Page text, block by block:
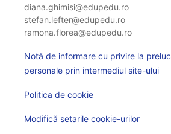
diana.ghimisi@edupedu.ro
stefan.lefter@edupedu.ro
ramona.florea@edupedu.ro
Notă de informare cu privire la
personale prin intermediul site-ului
Politica de cookie
Modifică setarile cookie-urilor